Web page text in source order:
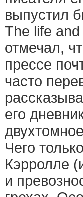
выпустил
The life and
отмечал,
прессе
часто
его
Чего
Кэрролле
и